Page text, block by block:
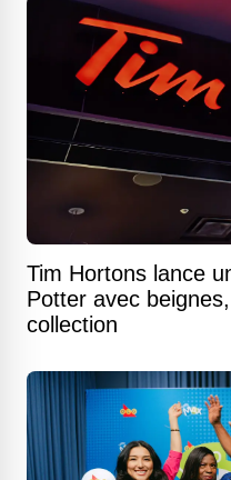
Tim Hortons lance
Potter avec
collection